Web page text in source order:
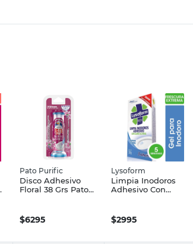
Pato Purific
Disco Adhesivo
Floral 38 Grs Pato
$6295
Lysoform
Limpia Inodoros
Adhesivo Con
$2995